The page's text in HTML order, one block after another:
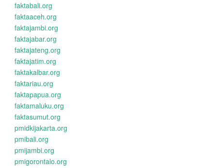
faktabali.org
faktaaceh.org
faktajambi.org
faktajabar.org
faktajateng.org
faktajatim.org
faktakalbar.org
faktariau.org
faktapapua.org
faktamaluku.org
faktasumut.org
pmidkijakarta.org
pmibali.org
pmijambi.org
pmigorontalo.org